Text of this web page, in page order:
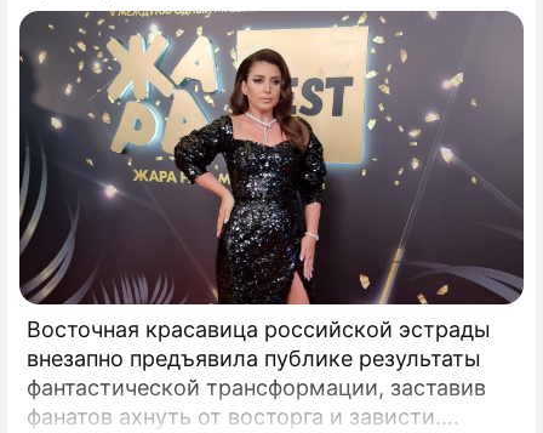
Восточная красавица российской эстрады
внезапно предъявила публике результаты
фантастической трансформации, заставив
фанатов ахнуть от восторга и зависти.